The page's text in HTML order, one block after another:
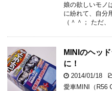
娘の欲しいモノ
に紛れて、自分
（＾＾； ただ、
MINIのヘッ
に！
2014/01/18
愛車MINI（R56